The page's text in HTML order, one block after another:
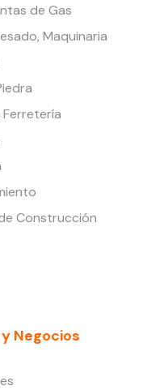
de Gas
Maquinaria
Ferretería
Construcción
Negocios